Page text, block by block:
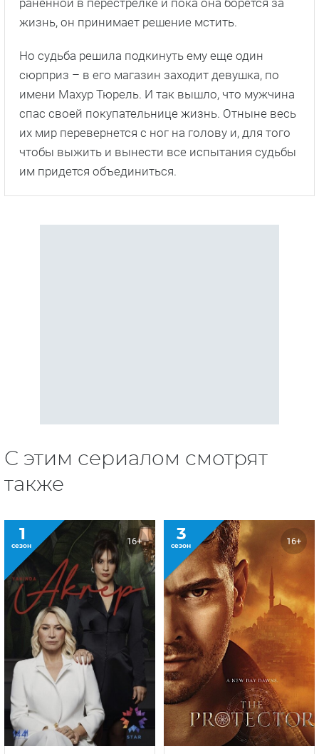
раненной в перестрелке и пока она борется за
жизнь, он принимает решение мстить.
Но судьба решила подкинуть ему еще один
сюрприз – в его магазин заходит девушка, по
имени Махур Тюрель. И так вышло, что мужчина
спас своей покупательнице жизнь. Отныне весь
их мир перевернется с ног на голову и, для того
чтобы выжить и вынести все испытания судьбы
им придется объединиться.
С этим сериалом смотрят
также
1
сезон 16+ 3
сезон 16+